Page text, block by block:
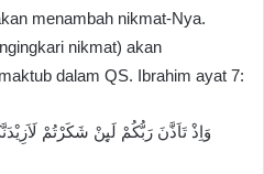
menambah nikmat-Nya.
nikmat) akan
dalam QS. Ibrahim ayat 7:
وَاِذْ تَاَذَّنَ رَبُّكُمْ لَىِٕنْ شَكَرْتُمْ